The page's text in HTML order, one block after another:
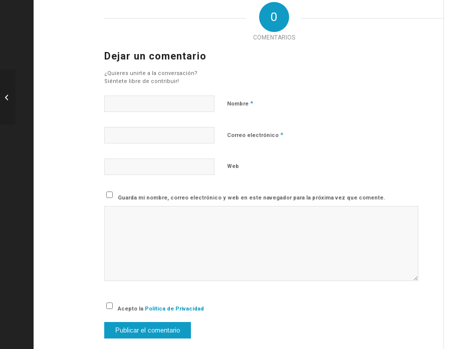
0
COMENTARIOS
Dejar un comentario
¿Quieres unirte a la conversación?
Siéntete libre de contribuir!
Nombre *
Correo electrónico *
Web
Guarda mi nombre, correo electrónico y web en este navegador para la próxima vez que comente.
Acepto la Política de Privacidad
su primera vuelta como conductor de